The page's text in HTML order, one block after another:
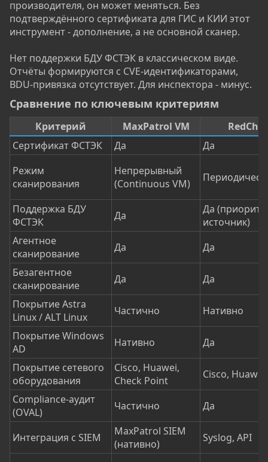
производителя, он может меняться. Без
подтверждённого сертификата для ГИС и КИИ этот
инструмент - дополнение, а не основной сканер.
Нет поддержки БДУ ФСТЭК в классическом виде.
Отчёты формируются с CVE-идентификаторами,
BDU-привязка отсутствует. Для инспектора - минус.
Сравнение по ключевым критериям​
Критерий MaxPatrol VM
Сертификат ФСТЭК
Да
Да
Режим
сканирования
Непрерывный
(Continuous VM)
Поддержка БДУ
ФСТЭК
Да
Да
источник)
Агентное
сканирование
Да
Да
Безагентное
сканирование
Да
Да
Покрытие Astra
Linux / ALT Linux
Частично
Нативно
Покрытие Windows
AD
Нативно
Да
Покрытие сетевого
оборудования
Cisco, Huawei,
Check Point
Cisco, Huawei
Compliance-аудит
(OVAL)
Частично Да
Интеграция с SIEM
MaxPatrol SIEM
(нативно)
Syslog, API